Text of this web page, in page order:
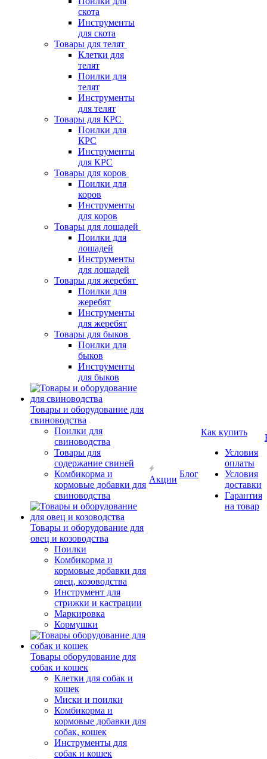
скота
Инструменты
для скота
Товары для телят
Клетки для
телят
Поилки для
телят
Инструменты
для телят
Товары для КРС
Поилки для
КРС
Инструменты
для КРС
Товары для коров
Поилки для
коров
Инструменты
для коров
Товары для лошадей
Поилки для
лошадей
Инструменты
для лошадей
Товары для жеребят
Поилки для
жеребят
Инструменты
для жеребят
Товары для быков
Поилки для
быков
Инструменты
для быков
Товары и оборудование для
свиноводства
Поилки для
свиноводства
Товары для
содержание свиней
Комбикорма и
кормовые добавки для
свиноводства
Товары и оборудование для
овец и козоводства
Поилки
Комбикорма и
кормовые добавки для
овец, козоводства
Инструмент для
стрижки и кастрации
Маркировка
Кормушки
Товары оборудование для
собак и кошек
Клетки для собак и
кошек
Миски и поилки
Комбикорма и
кормовые добавки для
собак, кошек
Инструменты для
собак и кошек
Акции
Блог
Как купить
Условия
оплаты
Условия
доставки
Гарантия
на товар